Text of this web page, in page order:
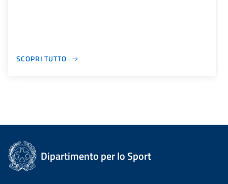
SCOPRI TUTTO
Dipartimento per lo Sport